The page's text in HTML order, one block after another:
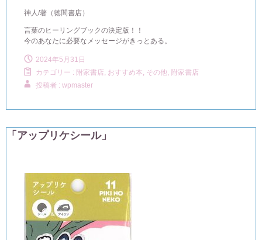
神人/著（徳間書店）
言葉のヒーリングブックの決定版！！
今のあなたに必要なメッセージがきっとある。
2024年5月31日
カテゴリー : 附家書店, おすすめ本 その他 附家書店
投稿者 : wpmaster
「アップリケシール」